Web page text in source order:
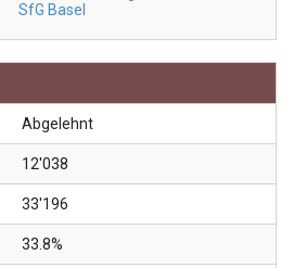
SfG Basel
Abgelehnt
12'038
33'196
33.8%